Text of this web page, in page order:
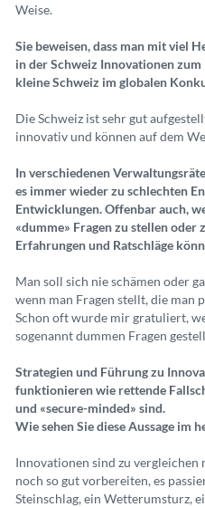
Weise.
Sie beweisen, dass man mit viel
in der Schweiz Innovationen
kleine Schweiz im globalen
Die Schweiz ist sehr gut
innovativ und können auf dem
In verschiedenen
es immer wieder zu schlechten
Entwicklungen. Offenbar auch,
«dumme» Fragen zu stellen oder
Erfahrungen und Ratschläge
Man soll sich nie schämen oder
wenn man Fragen stellt, die man
Schon oft wurde mir gratuliert,
sogenannt dummen Fragen
Strategien und Führung zu
funktionieren wie rettende
und «secure-minded» sind.
Wie sehen Sie diese Aussage im
Innovationen sind zu vergleichen
noch so gut vorbereiten, es
Steinschlag, ein Wetterumsturz,